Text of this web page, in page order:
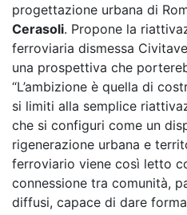
progettazione urbana di
Cerasoli. Propone la
ferroviaria dismessa
una prospettiva che
“L’ambizione è quella di
si limiti alla semplice
che si configuri come un
rigenerazione urbana e
ferroviario viene così letto
connessione tra comunità,
diffusi, capace di dare